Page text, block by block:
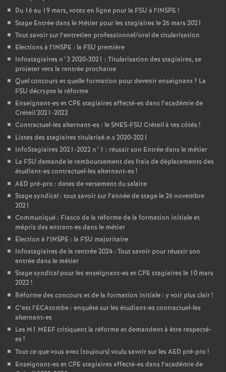
Du 16 au 19 mars, votez en ligne pour la FSU à l’INSPE !
Stage Entrée dans le Métier pour les stagiaires le 26 mars 2021
Tout savoir sur l’entretien professionnel/oral de titularisation
Elections à l’INSPE : la FSU première
Infostagiaires n°3 2020-2021 : Titularisation des stagiaires, se
projeter vers la rentrée prochaine
Quel concours et quelle formation pour devenir enseignant? La
FSU décrypte la réforme
Enseignant-es etCPE stagiaires affecté-es dans l’académie de
Créteil 2021-2022
Contractuel-les alternant-es : leSNES-FSU Créteil à tes côtés !
Listes des stagiaires titularisé.e.s 2020-2021
InfoStagiaires 2021-2022 n°1 : réussir son Entrée dans le métier
La FSU demande le remboursement des frais de déplacements des
étudiant-es contractuel-les alternant-es !
AED pré-pro : dates de versement du salaire
Stage syndical : tout savoir sur l’année de stage le 26 novembre
2021
Communiqué : Fiasco de la réforme de la formation initiale et
mépris des entrant-es dans le métier
Élection à l’INSPE : la FSU majoritaire
Infostagiaires de la rentrée 2024 : Tout savoir pour réussir son
entrée dans le métier
Stage syndical pour les enseignant-es etCPE stagiaires le 10 mars
2022!
Réforme des concours et de la formation initiale : y voir plus clair!
C’est l’ECAtombe : enquête sur les étudiant-es contractuel-les
alternant-es
Les M1 MEEFcritiquent la réforme et demandent à être respecté-
es !
Tout ce que vous avez (toujours) voulu savoir sur les AED pré-pro !
Enseignant-es etCPE stagiaires affecté-es dans l’académie de